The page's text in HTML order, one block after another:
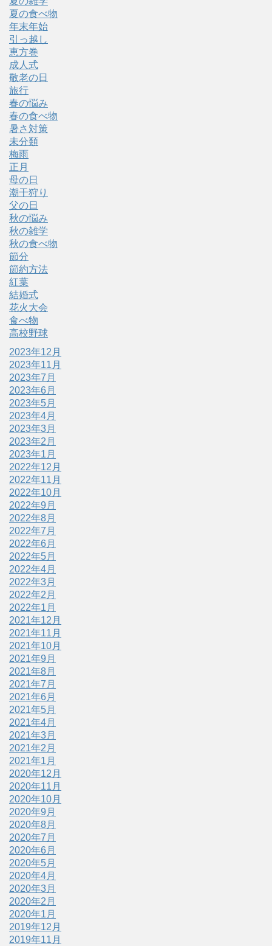
夏の食べ物
年末年始
引っ越し
恵方巻
成人式
敬老の日
旅行
春の悩み
春の食べ物
暑さ対策
未分類
梅雨
正月
母の日
潮干狩り
父の日
秋の悩み
秋の雑学
秋の食べ物
節分
節約方法
紅葉
結婚式
花火大会
食べ物
高校野球
2023年12月
2023年11月
2023年7月
2023年6月
2023年5月
2023年4月
2023年3月
2023年2月
2023年1月
2022年12月
2022年11月
2022年10月
2022年9月
2022年8月
2022年7月
2022年6月
2022年5月
2022年4月
2022年3月
2022年2月
2022年1月
2021年12月
2021年11月
2021年10月
2021年9月
2021年8月
2021年7月
2021年6月
2021年5月
2021年4月
2021年3月
2021年2月
2021年1月
2020年12月
2020年11月
2020年10月
2020年9月
2020年8月
2020年7月
2020年6月
2020年5月
2020年4月
2020年3月
2020年2月
2020年1月
2019年12月
2019年11月